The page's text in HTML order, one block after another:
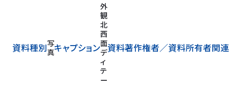
資料種別写
真キャプション
外
観
北
西
面
デ
ィ
テ
ー
資料著作権者／資料所有者関